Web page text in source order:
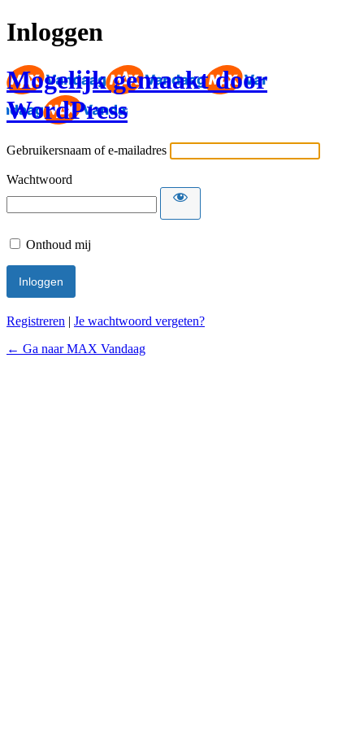
Inloggen
Mogelijk gemaakt door
WordPress
Gebruikersnaam of e-mailadres
Wachtwoord
Onthoud mij
Registreren | Je wachtwoord vergeten?
← Ga naar MAX Vandaag